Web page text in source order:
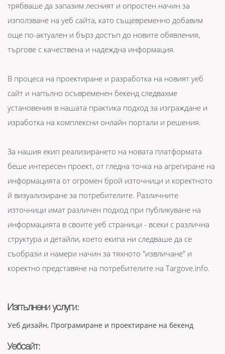
трябваше да запазим лесният и опростен начин за
използване на уеб сайта, като същевременно добавим
още по-актуален и бърз достъп до новите обявления,
търгове с качествена и надеждна информация.
В процеса на проектиране и разработка на новият уеб
сайт и напълно осъвременен бекенд следвахме
установения в нашата практика подход за изграждане и
изработка на комплексни онлайн портали и решения.
За нашия екип реализирането на новата платформата
беше интересен проект, от гледна точка на агрегиране на
информацията от огромен брой източници и коректното
й визуализиране за потребителите. Различните
източници имат различен подход при публикуване на
информацията в своите уеб страници - всеки с различна
структура и детайли, което екипа ни следваше да се
съобрази и намери начин за тяхното "извличане" и
коректно представяне на потребителите на Targove.info.
Изпълнени услуги:
Уеб дизайн, Програмиране и проектиране на бекенд
Уебсайт: